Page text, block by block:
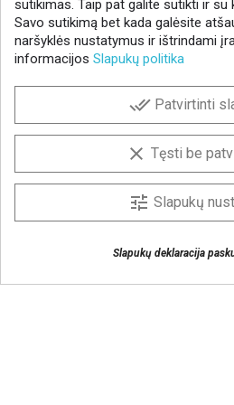
Gaukite geriausius
Prenumeruokite naujienlaiškį ir visada
Sutinku, kad mano duomenys
sutikimas. Taip pat galite sutikti ir su
Savo sutikimą bet kada galėsite
naršyklės nustatymus ir ištrindami
informacijos Slapukų politika
done_all Patvirtinti
clear Tęsti be
tune Slapukų
Slapukų deklaracija